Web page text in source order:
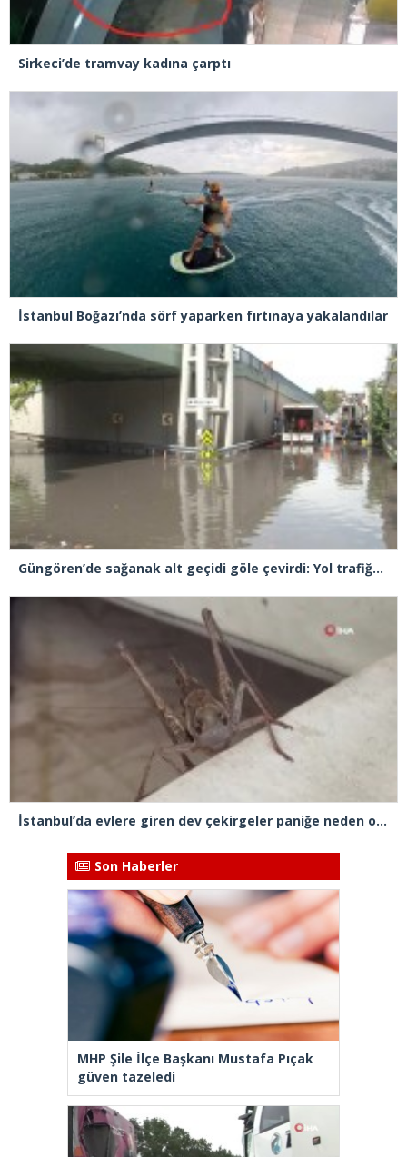
Sirkeci’de tramvay kadına çarptı
İstanbul Boğazı’nda sörf yaparken fırtınaya yakalandılar
Güngören’de sağanak alt geçidi göle çevirdi: Yol trafiğe kapatıldı
İstanbul’da evlere giren dev çekirgeler paniğe neden oldu
Son Haberler
MHP Şile İlçe Başkanı Mustafa Pıçak
güven tazeledi